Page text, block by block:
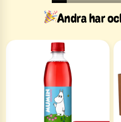
Andra har